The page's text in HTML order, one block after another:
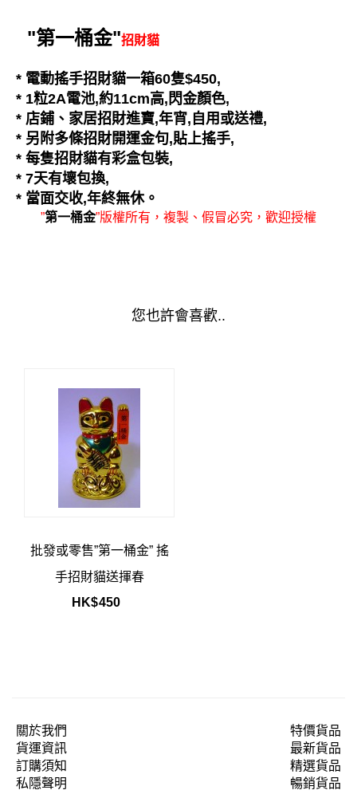
"第一桶金"招財貓
* 電動搖手招財貓一箱60隻$450,
* 1粒2A電池,約11cm高,閃金顏色,
* 店鋪、家居招財進寶,年宵, 自用或送禮,
* 另附多條招財開運金句,貼上搖手,
* 每隻招財貓有彩盒包裝,
* 7天有壞包換,
* 當面交收,年終無休。
”第一桶金”版權所有，複製、假冒必究，歡迎授權
您也許會喜歡..
批發或零售”第一桶金” 搖
手招財貓送揮春
HK$450
關於我們
貨運資訊
訂購須知
私隱聲明
特價貨品
最新貨品
精選貨品
暢銷貨品